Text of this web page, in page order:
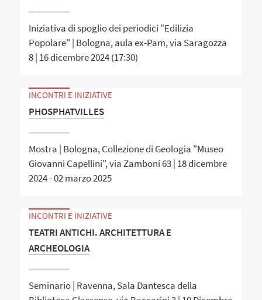
Iniziativa di spoglio dei periodici "Edilizia
Popolare" | Bologna, aula ex-Pam, via Saragozza
8 | 16 dicembre 2024 (17:30)
INCONTRI E INIZIATIVE
PHOSPHATVILLES
Mostra | Bologna, Collezione di Geologia "Museo
Giovanni Capellini", via Zamboni 63 | 18 dicembre
2024 - 02 marzo 2025
INCONTRI E INIZIATIVE
TEATRI ANTICHI. ARCHITETTURA E
ARCHEOLOGIA
Seminario | Ravenna, Sala Dantesca della